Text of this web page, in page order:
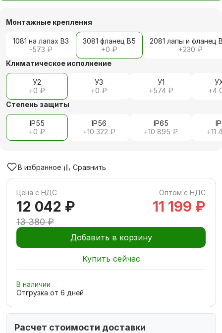
Монтажные крепления
1081 на лапах В3
-573 ₽
3081 фланец В5
+0 ₽
2081 лапы и фланец
+230 ₽
Климатическое исполнение
У2
+0 ₽
У3
+0 ₽
У1
+574 ₽
+4
Степень защиты
IP55
+0 ₽
IP56
+10 322 ₽
IP65
+10 895 ₽
+11
В избранное Сравнить
Цена с НДС Оптом с НДС
12 042 ₽
13 380 ₽
11 199 ₽
Добавить в корзину
Купить сейчас
В наличии
Отгрузка от 6 дней
Расчет стоимости доставки